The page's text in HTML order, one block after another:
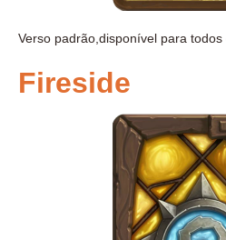
Verso padrão,disponível para todos
Fireside